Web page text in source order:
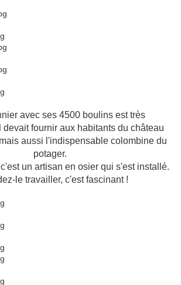
avec ses 4500 boulins est très
devait fournir aux habitants du château
aussi l'indispensable colombine du
potager.
un artisan en osier qui s'est installé.
le travailler, c'est fascinant !